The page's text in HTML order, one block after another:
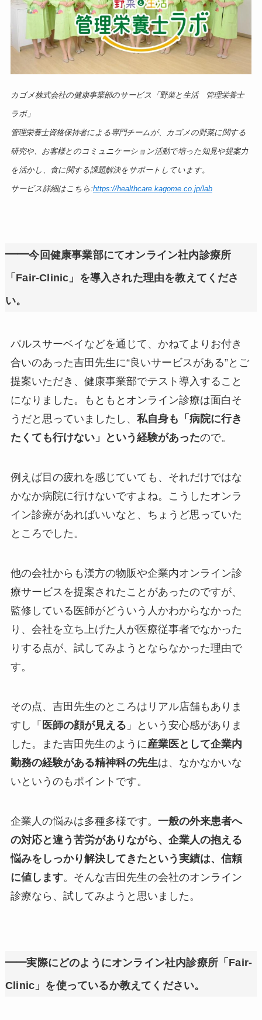
カゴメ株式会社の健康事業部のサービス「野菜と生活 管理栄養士
ラボ」
管理栄養士資格保持者による専門チームが、カゴメの野菜に関する
研究や、お客様とのコミュニケーション活動で培った知見や提案力
を活かし、食に関する課題解決をサポートしています。
サービス詳細はこちら:https://healthcare.kagome.co.jp/lab
━━今回健康事業部にてオンライン社内診療所
「Fair-Clinic」を導入された理由を教えてくださ
い。
パルスサーベイなどを通じて、かねてよりお付き
合いのあった吉田先生に“良いサービスがある”とご
提案いただき、健康事業部でテスト導入すること
になりました。もともとオンライン診療は面白そ
うだと思っていましたし、 私自身も「病院に行き
たくても行けない」という経験があったので。
例えば目の疲れを感じていても、それだけではな
かなか病院に行けないですよね。こうしたオンラ
イン診療があればいいなと、ちょうど思っていた
ところでした。
他の会社からも漢方の物販や企業内オンライン診
療サービスを提案されたことがあったのですが、
監修している医師がどういう人かわからなかった
り、会社を立ち上げた人が医療従事者でなかった
りする点が、試してみようとならなかった理由で
す。
その点、吉田先生のところはリアル店舗もありま
すし「 医師の顔が見える 」という安心感がありま
した。また吉田先生のように産業医として企業内
勤務の経験がある精神科の先生は、なかなかいな
いというのもポイントです。
企業人の悩みは多種多様です。 一般の外来患者へ
の対応と違う苦労がありながら、企業人の抱える
悩みをしっかり解決してきたという実績は、信頼
に値します。そんな吉田先生の会社のオンライン
診療なら、試してみようと思いました。
━━実際にどのようにオンライン社内診療所「Fair-
Clinic」を使っているか教えてください。